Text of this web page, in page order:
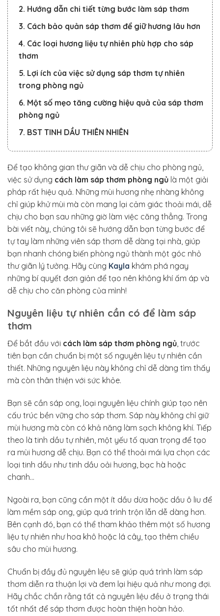
2. Hướng dẫn chi tiết từng bước làm sáp thơm
3. Cách bảo quản sáp thơm để giữ hương lâu hơn
4. Các loại hương liệu tự nhiên phù hợp cho sáp
thơm
5. Lợi ích của việc sử dụng sáp thơm tự nhiên
trong phòng ngủ
6. Một số mẹo tăng cường hiệu quả của sáp thơm
phòng ngủ
7. BST TINH DẦU THIÊN NHIÊN
Để tạo không gian thư giãn và dễ chịu cho phòng ngủ,
việc sử dụng cách làm sáp thơm phòng ngủ là một giải
pháp rất hiệu quả. Những mùi hương nhẹ nhàng không
chỉ giúp khử mùi mà còn mang lại cảm giác thoải mái, dễ
chịu cho bạn sau những giờ làm việc căng thẳng. Trong
bài viết này, chúng tôi sẽ hướng dẫn bạn từng bước để
tự tay làm những viên sáp thơm dễ dàng tại nhà, giúp
bạn nhanh chóng biến phòng ngủ thành một góc nhỏ
thư giãn lý tưởng. Hãy cùng Kayla khám phá ngay
những bí quyết đơn giản để tạo nên không khí ấm áp và
dễ chịu cho căn phòng của mình!
Nguyên liệu tự nhiên cần có để làm sáp
thơm
Để bắt đầu với cách làm sáp thơm phòng ngủ, trước
tiên bạn cần chuẩn bị một số nguyên liệu tự nhiên cần
thiết. Những nguyên liệu này không chỉ dễ dàng tìm thấy
mà còn thân thiện với sức khỏe.
Bạn sẽ cần sáp ong, loại nguyên liệu chính giúp tạo nên
cấu trúc bền vững cho sáp thơm. Sáp này không chỉ giữ
mùi hương mà còn có khả năng làm sạch không khí. Tiếp
theo là tinh dầu tự nhiên, một yếu tố quan trọng để tạo
ra mùi hương dễ chịu. Bạn có thể thoải mái lựa chọn các
loại tinh dầu như tinh dầu oải hương, bạc hà hoặc
chanh…
Ngoài ra, bạn cũng cần một ít dầu dừa hoặc dầu ô liu để
làm mềm sáp ong, giúp quá trình trộn lẫn dễ dàng hơn.
Bên cạnh đó, bạn có thể tham khảo thêm một số hương
liệu tự nhiên như hoa khô hoặc lá cây, tạo thêm chiều
sâu cho mùi hương.
Chuẩn bị đầy đủ nguyên liệu sẽ giúp quá trình làm sáp
thơm diễn ra thuận lợi và đem lại hiệu quả như mong đợi.
Hãy chắc chắn rằng tất cả nguyên liệu đều ở trạng thái
tốt nhất để sáp thơm được hoàn thiện hoàn hảo.